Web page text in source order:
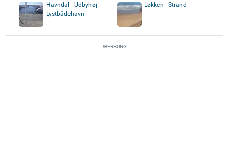
Havndal - Udbyhøj
Lystbådehavn
Løkken - Strand
WERBUNG